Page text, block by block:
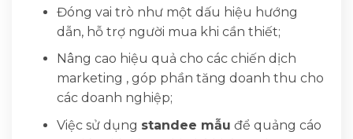
Đóng vai trò như một dấu hiệu hướng
dẫn, hỗ trợ người mua khi cần thiết;
Nâng cao hiệu quả cho các chiến dịch
marketing , góp phần tăng doanh thu cho
các doanh nghiệp;
Việc sử dụng standee mẫu để quảng cáo